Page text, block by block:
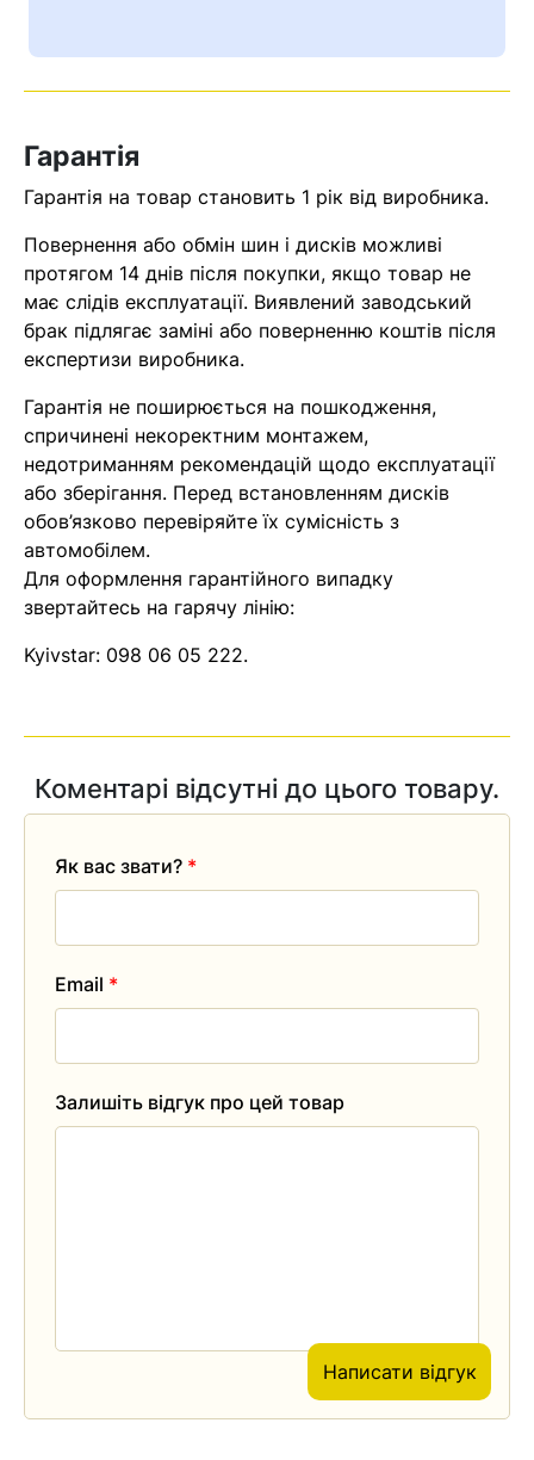
Помилка:
Оператор зв’яжеться з вами
найближчим часом
Гарантія
Гарантія на товар становить 1 рік від виробника.
Повернення або обмін шин і дисків можливі
протягом 14 днів після покупки, якщо товар не
має слідів експлуатації. Виявлений заводський
брак підлягає заміні або поверненню коштів після
експертизи виробника.
Гарантія не поширюється на пошкодження,
спричинені некоректним монтажем,
недотриманням рекомендацій щодо експлуатації
або зберігання. Перед встановленням дисків
обов’язково перевіряйте їх сумісність з
автомобілем.
Для оформлення гарантійного випадку
звертайтесь на гарячу лінію:
Kyivstar: 098 06 05 222.
Коментарі відсутні до цього товару.
Залишіть відгук про цей товар
Як вас звати? *
Email *
Написати відгук